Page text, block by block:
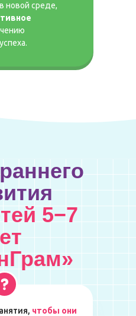
в новой среде,
чтобы они
5−7